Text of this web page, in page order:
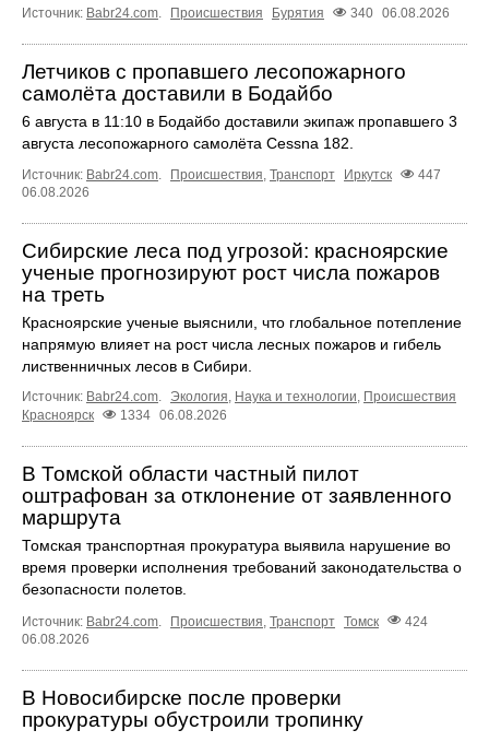
Источник: Babr24.com. Происшествия Бурятия 340 06.08.2026
Летчиков с пропавшего лесопожарного
самолёта доставили в Бодайбо
6 августа в 11:10 в Бодайбо доставили экипаж пропавшего 3
августа лесопожарного самолёта Cessna 182.
Источник: Babr24.com. Происшествия, Транспорт Иркутск
447
06.08.2026
Сибирские леса под угрозой: красноярские
ученые прогнозируют рост числа пожаров
на треть
Красноярские ученые выяснили, что глобальное потепление
напрямую влияет на рост числа лесных пожаров и гибель
лиственничных лесов в Сибири.
Источник: Babr24.com. Экология, Наука и технологии, Происшествия
Красноярск
1334 06.08.2026
В Томской области частный пилот
оштрафован за отклонение от заявленного
маршрута
Томская транспортная прокуратура выявила нарушение во
время проверки исполнения требований законодательства о
безопасности полетов.
Источник: Babr24.com Происшествия Транспорт Томск
424
06.08.2026
В Новосибирске после проверки
прокуратуры обустроили тропинку